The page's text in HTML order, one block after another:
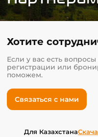
Хотите
Если у вас есть
регистрации или
поможем.
Связаться с нами
Для Казахстана